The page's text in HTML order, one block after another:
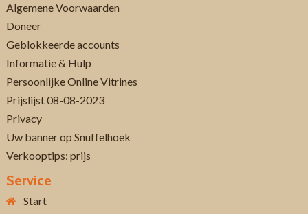
Algemene Voorwaarden
Doneer
Geblokkeerde accounts
Informatie & Hulp
Persoonlijke Online Vitrines
Prijslijst 08-08-2023
Privacy
Uw banner op Snuffelhoek
Verkooptips: prijs
Service
Start